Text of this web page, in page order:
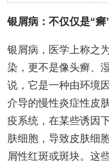
银屑病：不仅仅是“
银屑病，医学上称之
染，更不是像头癣、
说，它是一种由环境
介导的慢性炎症性皮
疫系统，在某些诱因
肤细胞，导致皮肤细
屑性红斑或斑块。这